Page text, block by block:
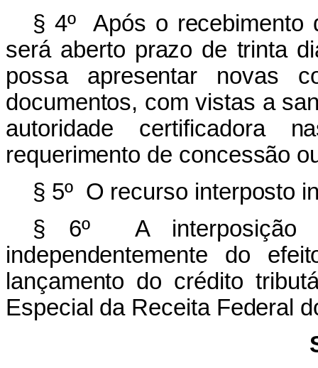
§ 4º Após o recebimento
será aberto prazo de trinta
possa apresentar novas
documentos, com vistas a
autoridade certificadora
requerimento de concessão
§ 5º O recurso interposto
§ 6º A interposição
independentemente do
lançamento do crédito
Especial da Receita Federal